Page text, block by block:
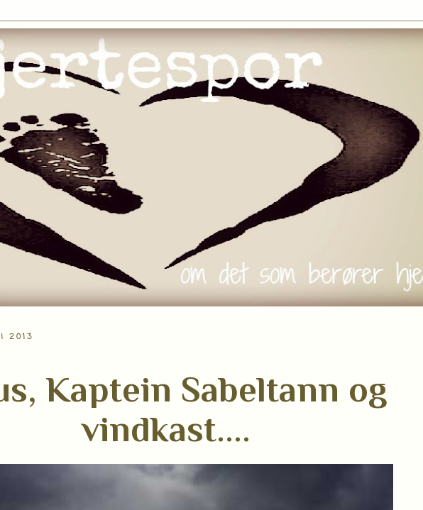
2013
Kaptein Sabeltann og
vindkast....